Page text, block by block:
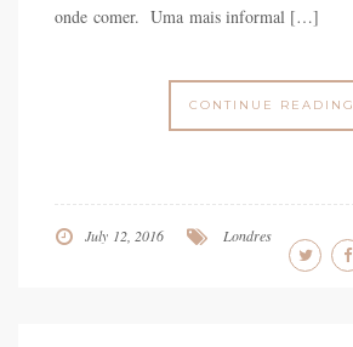
onde comer. Uma mais informal […]
CONTINUE READING
July 12, 2016 Londres